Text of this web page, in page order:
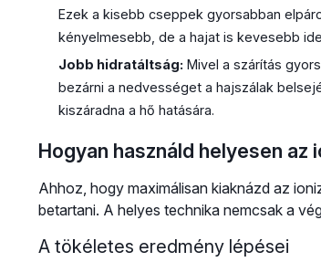
Ezek a kisebb cseppek gyorsabban
kényelmesebb, de a hajat is kevesebb
Jobb hidratáltság: Mivel a szárítás
bezárni a nedvességet a hajszálak
kiszáradna a hő hatására.
Hogyan használd helyesen
Ahhoz, hogy maximálisan kiaknázd az
betartani. A helyes technika nemcsak a
A tökéletes eredmény lépései